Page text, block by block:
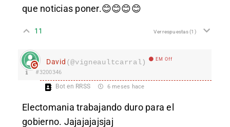
que noticias poner.😊😊😊😊
11 Ver respuestas(1)
David (@vigneaultcarral) EM Off
#3200346
Bot en RRSS 6 meses hace
Electomania trabajando duro para el
gobierno. Jajajajajsjaj